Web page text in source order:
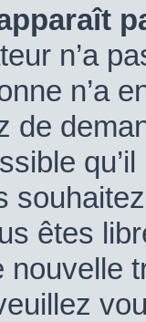
n’a
n’a
de
êtes
nouvelle